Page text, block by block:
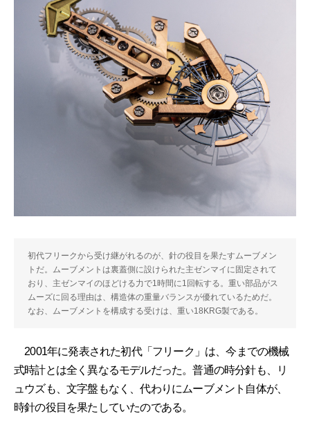
初代フリークから受け継がれるのが、針の役目を果たすムーブメン
トだ。ムーブメントは裏蓋側に設けられた主ゼンマイに固定されて
おり、主ゼンマイのほどける力で1時間に1回転する。重い部品がス
ムーズに回る理由は、構造体の重量バランスが優れているためだ。
なお、ムーブメントを構成する受けは、重い18KRG製である。
2001年に発表された初代「フリーク」は、今までの機械
式時計とは全く異なるモデルだった。普通の時分針も、リ
ュウズも、文字盤もなく、代わりにムーブメント自体が、
時針の役目を果たしていたのである。